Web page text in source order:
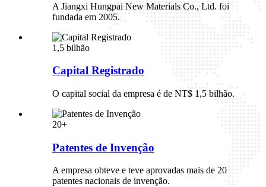
A Jiangxi Hungpai New Materials Co., Ltd. foi
fundada em 2005.
1,5 bilhão
Capital Registrado
O capital social da empresa é de NT$ 1,5 bilhão.
20+
Patentes de Invenção
A empresa obteve e teve aprovadas mais de 20
patentes nacionais de invenção.